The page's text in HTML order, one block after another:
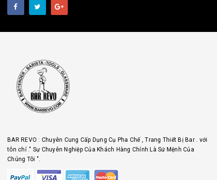
BAR REVO : Chuyên Cung Cấp Dụng Cụ Pha Chế , Trang Thiết Bị Bar . với
tôn chỉ ." Sự Chuyên Nghiệp Của Khách Hàng Chính Là Sứ Mệnh Của
Chúng Tôi ".